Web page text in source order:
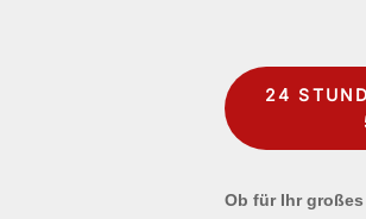
24
Ob für Ihr